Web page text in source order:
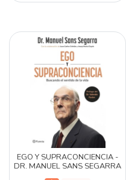
EGO Y SUPRACONCIENCIA -
DR. MANUEL SANS SEGARRA